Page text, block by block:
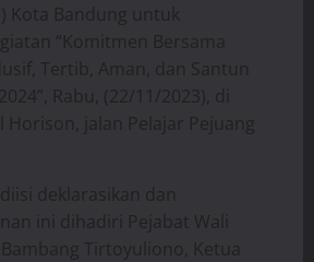
Kota Bandung untuk
“Komitmen Bersama
Tertib, Aman, dan Santun
Rabu, (22/11/2023), di
Horison, jalan Pelajar Pejuang
deklarasikan dan
ini dihadiri Pejabat Wali
Tirtoyuliono, Ketua